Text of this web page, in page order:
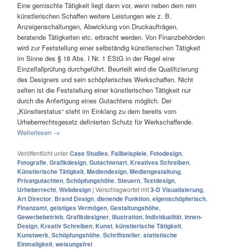
Eine gemischte Tätigkeit liegt dann vor, wenn neben dem rein
künstlerischen Schaffen weitere Leistungen wie z. B.
Anzeigenschaltungen, Abwicklung von Druckaufträgen,
beratende Tätigkeiten etc. erbracht werden. Von Finanzbehörden
wird zur Feststellung einer selbständig künstlerischen Tätigkeit
im Sinne des § 18 Abs. I Nr. 1 EStG in der Regel eine
Einzelfallprüfung durchgeführt. Beurteilt wird die Qualifizierung
des Designers und sein schöpferisches Werkschaffen. Nicht
selten ist die Feststellung einer künstlerischen Tätigkeit nur
durch die Anfertigung eines Gutachtens möglich. Der
„Künstlerstatus“ steht im Einklang zu dem bereits vom
Urheberrechtsgesetz definierten Schutz für Werkschaffende.
Weiterlesen →
Veröffentlicht unterCase Studies, Fallbeispiele, Fotodesign,
Fotografie,Grafikdesign,Gutachtenart, Kreatives Schreiben,
Künstlerische Tätigkeit,Mediendesign,Mediengestaltung,
Privatgutachten,Schöpfungshöhe,Steuern,Textdesign,
Urheberrecht,Webdesign |Verschlagwortet mit3-D Visualisierung,
Art Director, Brand Design,dienende Funktion,eigenschöpferisch,
Finanzamt,geistiges Vermögen,Gestaltungshöhe,
Gewerbebetrieb,Grafikdesigner,Illustration,Individualität,Innen-
Design, Kreativ Schreiben, Kunst,künstlerische Tätigkeit,
Kunstwerk,Schöpfungshöhe,Schriftsteller,statistische
Einmaligkeit,weisungsfrei